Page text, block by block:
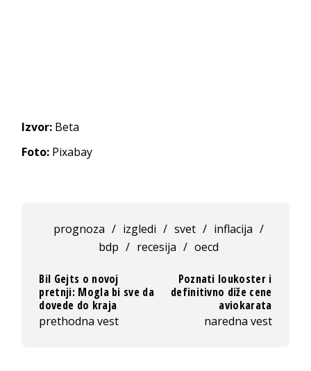
Izvor: Beta
Foto: Pixabay
prognoza / izgledi / svet / inflacija /
bdp / recesija / oecd
Bil Gejts o novoj
pretnji: Mogla bi sve da
dovede do kraja
prethodna vest
Poznati loukoster i
definitivno diže cene
aviokarata
naredna vest